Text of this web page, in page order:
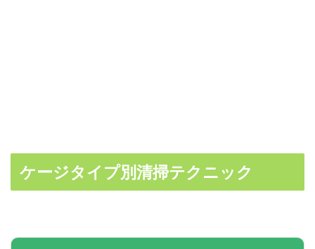
ケージタイプ別清掃テクニック